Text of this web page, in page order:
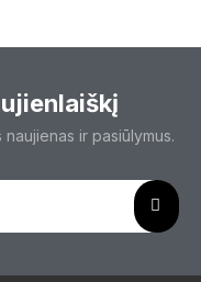
ir pasiūlymus.